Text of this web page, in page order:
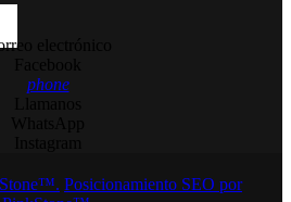
electrónico
phone
Posicionamiento SEO por